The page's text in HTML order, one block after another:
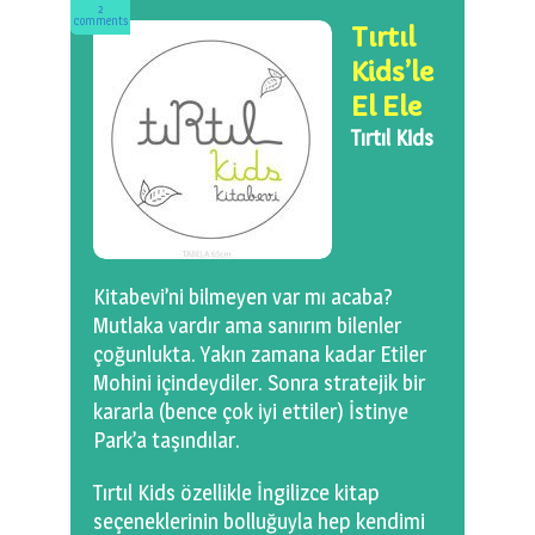
2
comments
Tırtıl
Kids’le
El Ele
Tırtıl Kids
Kitabevi’ni bilmeyen var mı acaba?
Mutlaka vardır ama sanırım bilenler
çoğunlukta. Yakın zamana kadar Etiler
Mohini içindeydiler. Sonra stratejik bir
kararla (bence çok iyi ettiler) İstinye
Park’a taşındılar.
Tırtıl Kids özellikle İngilizce kitap
seçeneklerinin bolluğuyla hep kendimi